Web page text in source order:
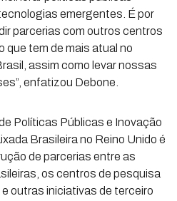
emergentes. É por
parcerias com outros centros
que tem de mais atual no
assim como levar nossas
enfatizou Debone.
Políticas Públicas e Inovação
Brasileira no Reino Unido é
de parcerias entre as
os centros de pesquisa
outras iniciativas de terceiro